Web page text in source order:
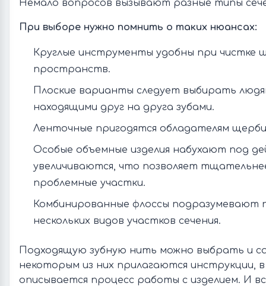
Немало вопросов вызывают разные типы
При выборе нужно помнить о таких нюансах:
Круглые инструменты удобны при чистке
пространств.
Плоские варианты следует выбирать
находящими друг на друга зубами.
Ленточные пригодятся обладателям
Особые объемные изделия набухают под
увеличиваются, что позволяет
проблемные участки.
Комбинированные флоссы подразумевают
нескольких видов участков сечения.
Подходящую зубную нить можно выбрать и
некоторым из них прилагаются инструкции,
описывается процесс работы с изделием. И